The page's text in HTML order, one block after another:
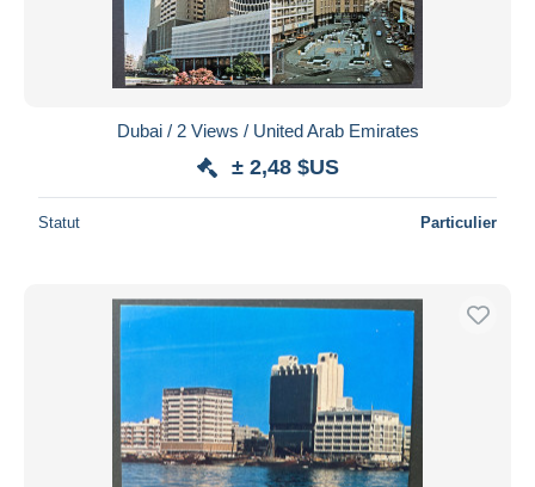
Dubai / 2 Views / United Arab Emirates
± 2,48 $US
Statut Particulier